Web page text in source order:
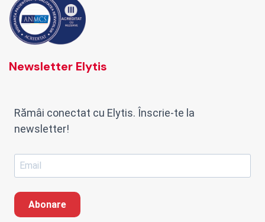
Newsletter Elytis
Rămâi conectat cu Elytis. Înscrie-te la
newsletter!
Abonare